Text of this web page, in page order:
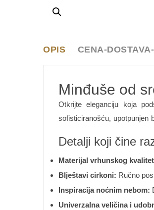
OPIS CENA-
Minđuše od
Otkrijte eleganciju koja
sofisticiranošću, upotpunjen
Detalji koji čine
Materijal vrhunskog
Blještavi cirkoni: Ručno
Inspiracija noćnim nebom:
Univerzalna veličina i